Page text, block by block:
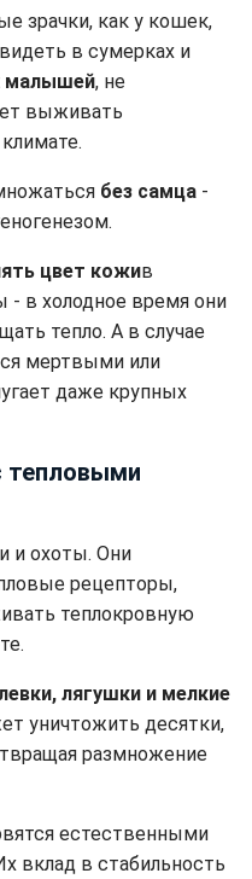
зрачки, как у кошек,
в сумерках и
малышей, не
выживать
без самца -
цвет кожив
- в холодное время они
тепло. А в случае
мертвыми или
даже крупных
тепловыми
и охоты. Они
рецепторы,
теплокровную
лягушки и мелкие
уничтожить десятки,
размножение
естественными
вклад в стабильность